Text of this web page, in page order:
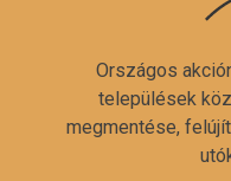
Országos
települések
megmentése,